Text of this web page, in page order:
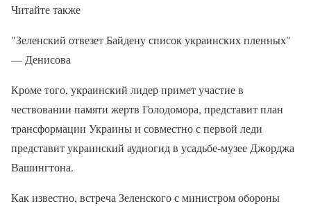
Читайте также
"Зеленский отвезет Байдену список украинских пленных"
— Денисова
Кроме того, украинский лидер примет участие в
чествовании памяти жертв Голодомора, представит план
трансформации Украины и совместно с первой леди
представит украинский аудиогид в усадьбе-музее Джорджа
Вашингтона.
Как известно, встреча Зеленского с министром обороны